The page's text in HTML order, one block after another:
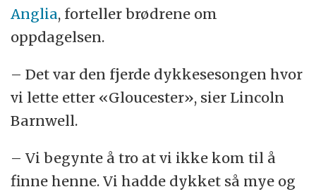
Anglia, forteller brødrene om
oppdagelsen.
– Det var den fjerde dykkesesongen hvor
vi lette etter «Gloucester», sier Lincoln
Barnwell.
– Vi begynte å tro at vi ikke kom til å
finne henne. Vi hadde dykket så mye og